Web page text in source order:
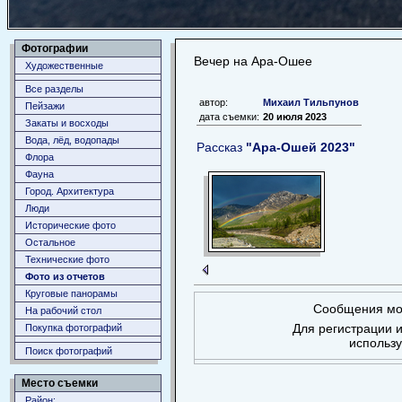
Фотографии
Художественные
Все разделы
Пейзажи
Закаты и восходы
Вода, лёд, водопады
Флора
Фауна
Город. Архитектура
Люди
Исторические фото
Остальное
Технические фото
Фото из отчетов
Круговые панорамы
На рабочий стол
Покупка фотографий
Поиск фотографий
Место съемки
Вечер на Ара-Ошее
автор:
Михаил Тильпунов
дата съемки: 20 июля 2023
Рассказ "Ара-Ошей 2023"
Сообщения
Для регистрации